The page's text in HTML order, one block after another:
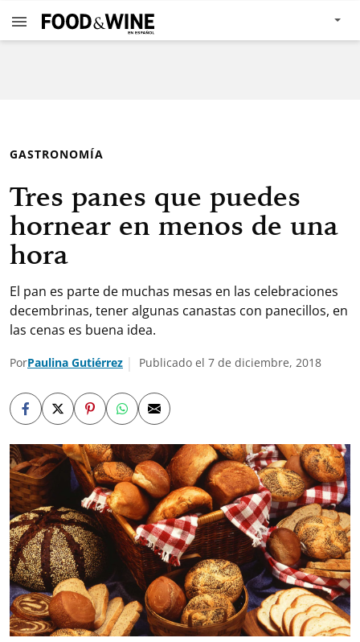
GASTRONOMÍA
Tres panes que puedes
hornear en menos de una
hora
El pan es parte de muchas mesas en las celebraciones
decembrinas, tener algunas canastas con panecillos, en
las cenas es buena idea.
PorPaulina Gutiérrez Publicado el 7 de diciembre, 2018